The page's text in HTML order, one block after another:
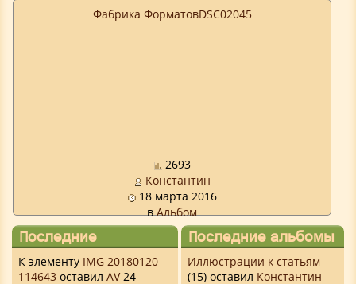
Фабрика ФорматовDSC02045
2693
Константин
18 марта 2016
вАльбом
Последние
комментарии
К элементу IMG 20180120
114643 оставил AV24
Последние альбомы
Иллюстрации к статьям
(15) оставил Константин